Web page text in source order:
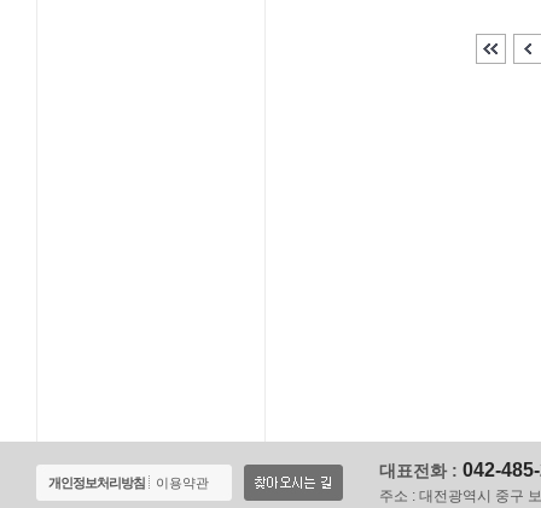
개인정보처리방침 이용약관
대표전화 : 042-
주소 : 대전광역시 중구